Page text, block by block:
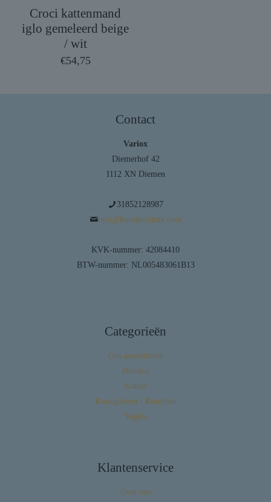
Croci kattenmand
iglo gemeleerd beige
/ wit
€54,75
Contact
Variox
Diemerhof 42
1112 XN Diemen
31852128987
info@huisdierplaza.com
KVK-nummer: 42084410
BTW-nummer: NL005483061B13
Categorieën
Ons assortiment
Honden
Katten
Knaagdieren / Konijnen
Vogels
Klantenservice
Over ons